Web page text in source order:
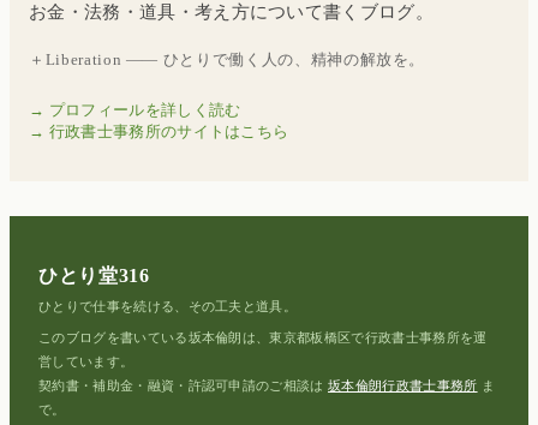
お金・法務・道具・考え方について書くブログ。
＋Liberation —— ひとりで働く人の、精神の解放を。
→ プロフィールを詳しく読む
→ 行政書士事務所のサイトはこちら
ひとり堂316
ひとりで仕事を続ける、その工夫と道具。
このブログを書いている坂本倫朗は、東京都板橋区で行政書士事務所を運
営しています。
契約書・補助金・融資・許認可申請のご相談は坂本倫朗行政書士事務所 ま
で。